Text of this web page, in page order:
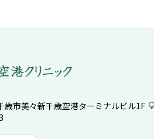
歳市美々新千歳空港ターミナルビル1F